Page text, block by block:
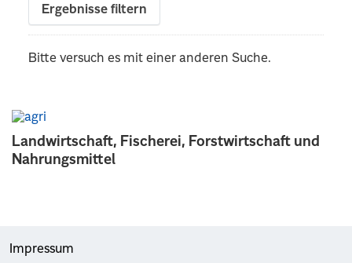
Landwirtschaft, Fischerei, Forstwirtschaft und
Nahrungsmittel
Ergebnisse filtern
Bitte versuch es mit einer anderen Suche.
Impressum